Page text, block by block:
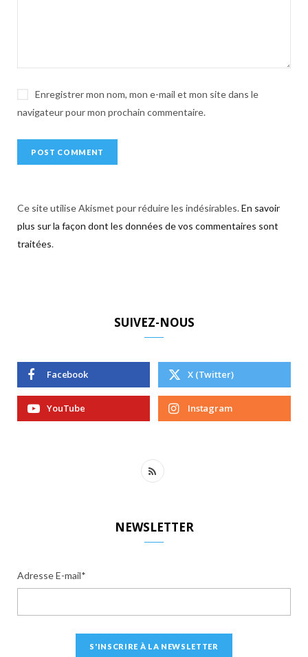
Enregistrer mon nom, mon e-mail et mon site dans le
navigateur pour mon prochain commentaire.
Ce site utilise Akismet pour réduire les indésirables.En savoir
plus sur la façon dont les données de vos commentaires sont
traitées.
SUIVEZ-NOUS
Facebook X (Twitter)
YouTube Instagram
R
NEWSLETTER
Adresse E-mail*